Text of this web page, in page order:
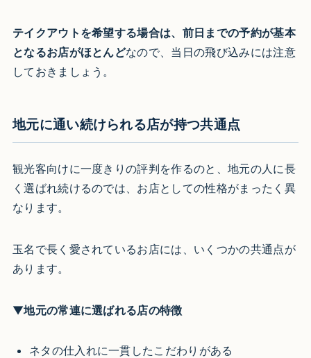
テイクアウトを希望する場合は、前日までの予約が基本
となるお店がほとんどなので、当日の飛び込みには注意
しておきましょう。
地元に通い続けられる店が持つ共通点
観光客向けに一度きりの評判を作るのと、地元の人に長
く選ばれ続けるのでは、お店としての性格がまったく異
なります。
玉名で長く愛されているお店には、いくつかの共通点が
あります。
▼地元の常連に選ばれる店の特徴
ネタの仕入れに一貫したこだわりがある